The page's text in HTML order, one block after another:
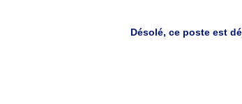
Désolé, ce poste est